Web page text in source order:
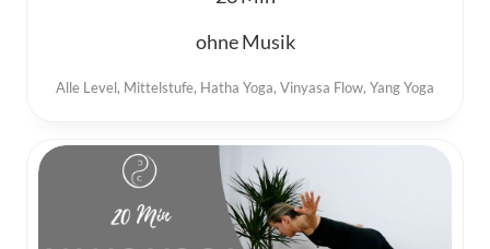
ohne Musik
Alle Level, Mittelstufe, Hatha Yoga, Vinyasa Flow, Yang Yoga